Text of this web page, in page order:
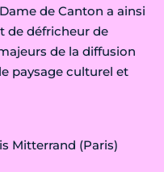
de Canton a ainsi
de défricheur de
de la diffusion
paysage culturel et
Mitterrand (Paris)